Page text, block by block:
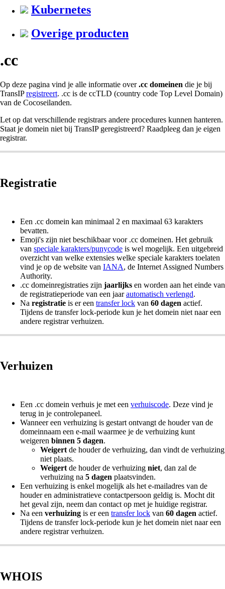
Kubernetes
Overige producten
.cc
Op deze pagina vind je alle informatie over.cc domeinen die je bij
TransIPregistreert. .cc is de ccTLD (country code Top Level Domain)
van de Cocoseilanden.
Let op dat verschillende registrars andere procedures kunnen hanteren.
Staat je domein niet bij TransIP geregistreerd? Raadpleeg dan je eigen
registrar.
Registratie
Een .cc domein kan minimaal 2 en maximaal 63 karakters
bevatten.
Emoji's zijn niet beschikbaar voor .cc domeinen. Het gebruik
van speciale karakters/punycode is wel mogelijk. Een uitgebreid
overzicht van welke extensies welke speciale karakters toelaten
vind je op de website van IANA, de Internet Assigned Numbers
Authority.
.cc domeinregistraties zijn jaarlijks en worden aan het einde van
de registratieperiode van een jaarautomatisch verlengd.
Na registratie is er een transfer lock van 60 dagen actief.
Tijdens de transfer lock-periode kun je het domein niet naar een
andere registrar verhuizen.
Verhuizen
Een .cc domein verhuis je met een verhuiscode. Deze vind je
terug in je controlepaneel.
Wanneer een verhuizing is gestart ontvangt de houder van de
domeinnaam een e-mail waarmee je de verhuizing kunt
weigeren binnen 5 dagen.
Weigert de houder de verhuizing, dan vindt de verhuizing
niet plaats.
Weigert de houder de verhuizing niet, dan zal de
verhuizing na 5 dagen plaatsvinden.
Een verhuizing is enkel mogelijk als het e-mailadres van de
houder en administratieve contactpersoon geldig is. Mocht dit
het geval zijn, neem dan contact op met je huidige registrar.
Na een verhuizing is er een transfer lock van 60 dagen actief.
Tijdens de transfer lock-periode kun je het domein niet naar een
andere registrar verhuizen.
WHOIS